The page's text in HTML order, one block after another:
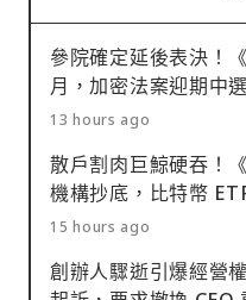
參院確定延後表決！
月，加密法案迎期中
13 hours ago
散戶割肉巨鯨硬吞！
機構抄底，比特幣
15 hours ago
創辦人驟逝引爆經營